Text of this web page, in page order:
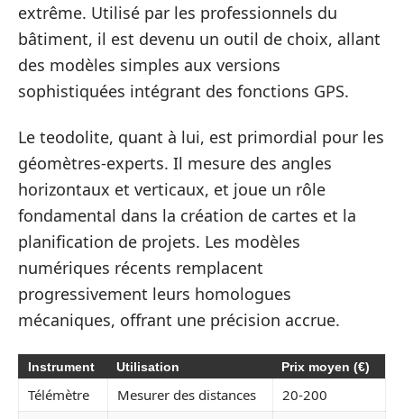
extrême. Utilisé par les professionnels du
bâtiment, il est devenu un outil de choix, allant
des modèles simples aux versions
sophistiquées intégrant des fonctions GPS.
Le teodolite, quant à lui, est primordial pour les
géomètres-experts. Il mesure des angles
horizontaux et verticaux, et joue un rôle
fondamental dans la création de cartes et la
planification de projets. Les modèles
numériques récents remplacent
progressivement leurs homologues
mécaniques, offrant une précision accrue.
Instrument Utilisation Prix moyen (€)
Télémètre Mesurer des distances
20-200